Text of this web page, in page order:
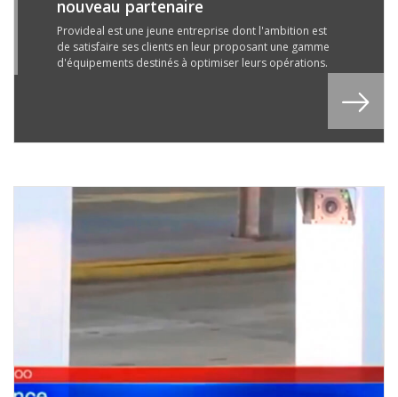
nouveau partenaire
Provideal est une jeune entreprise dont l'ambition est
de satisfaire ses clients en leur proposant une gamme
d'équipements destinés à optimiser leurs opérations.